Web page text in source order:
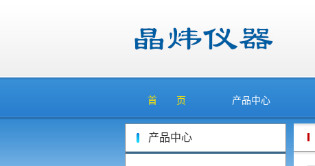
首 页 产品中心
产品中心